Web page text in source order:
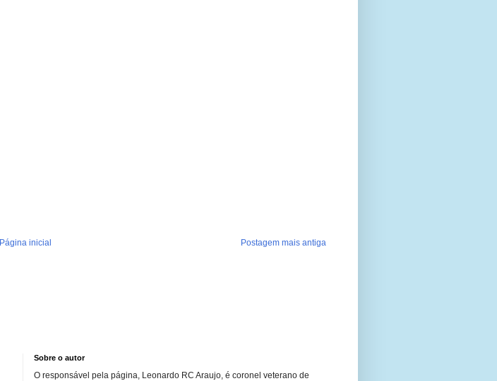
Postagem mais antiga
Página inicial
Sobre o autor
O responsável pela página, Leonardo RC Araujo, é coronel veterano de